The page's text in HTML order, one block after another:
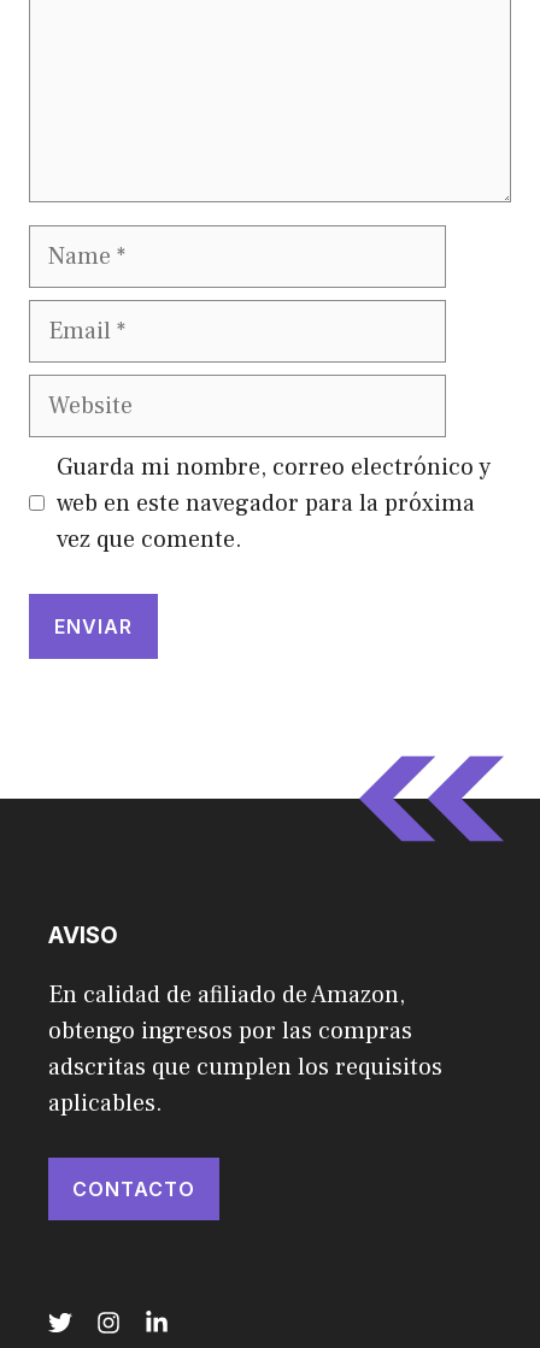
Name
Email
Website
Guarda mi nombre, correo electrónico y
web en este navegador para la próxima
vez que comente.
AVISO
En calidad de afiliado de Amazon,
obtengo ingresos por las compras
adscritas que cumplen los requisitos
aplicables.
CONTACTO